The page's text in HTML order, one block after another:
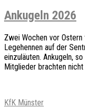
Ankugeln 2026
Zwei Wochen vor
Legehennen auf der
einzuläuten. Ankugeln,
Mitglieder brachten nicht
KfK Münster